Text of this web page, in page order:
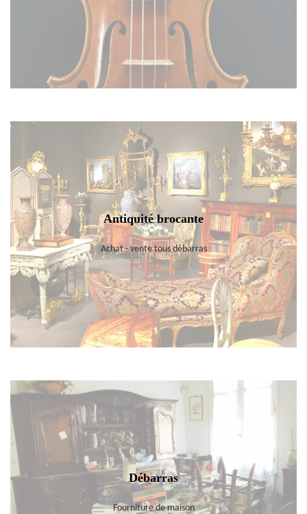
Antiquité brocante
Achat - vente tous débarras
Débarras
Fourniture de maison